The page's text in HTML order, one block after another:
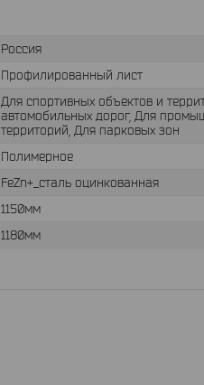
Россия
Профилированный лист
Для спортивных объектов и
автомобильных дорог, Для
территорий, Для парковых зон
Полимерное
FeZn+_сталь оцинкованная
1150мм
1180мм